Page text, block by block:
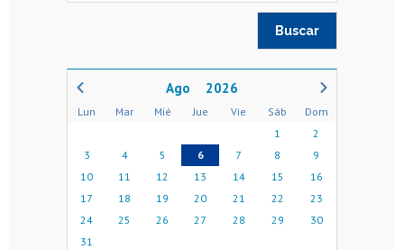
2026
Lun Mar Mié Jue Vie Sáb
Dom
1
2
3
4 5 6 7 8
9
10
11 12 13 14 15
16
17
18 19 20 21 22
23
24
25 26 27 28 29
30
31